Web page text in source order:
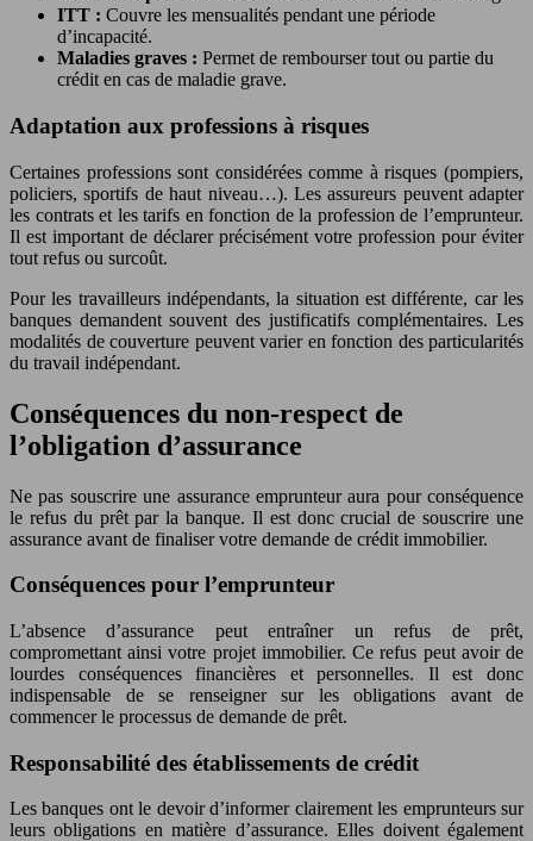
ITT : Couvre les mensualités pendant une période
d’incapacité.
Maladies graves : Permet de rembourser tout ou partie du
crédit en cas de maladie grave.
Adaptation aux professions à risques
Certaines professions sont considérées comme à risques (pompiers,
policiers, sportifs de haut niveau…). Les assureurs peuvent adapter
les contrats et les tarifs en fonction de la profession de l’emprunteur.
Il est important de déclarer précisément votre profession pour éviter
tout refus ou surcoût.
Pour les travailleurs indépendants, la situation est différente, car les
banques demandent souvent des justificatifs complémentaires. Les
modalités de couverture peuvent varier en fonction des particularités
du travail indépendant.
Conséquences du non-respect de
l’obligation d’assurance
Ne pas souscrire une assurance emprunteur aura pour conséquence
le refus du prêt par la banque. Il est donc crucial de souscrire une
assurance avant de finaliser votre demande de crédit immobilier.
Conséquences pour l’emprunteur
L’absence d’assurance peut entraîner un refus de prêt,
compromettant ainsi votre projet immobilier. Ce refus peut avoir de
lourdes conséquences financières et personnelles. Il est donc
indispensable de se renseigner sur les obligations avant de
commencer le processus de demande de prêt.
Responsabilité des établissements de crédit
Les banques ont le devoir d’informer clairement les emprunteurs sur
leurs obligations en matière d’assurance. Elles doivent également